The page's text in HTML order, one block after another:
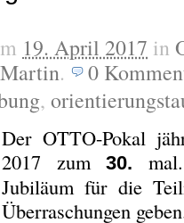
19. April 2017 in
Martin. 0
,
Der OTTO-Pokal
2017 zum30.
Jubiläum für die
Überraschungen